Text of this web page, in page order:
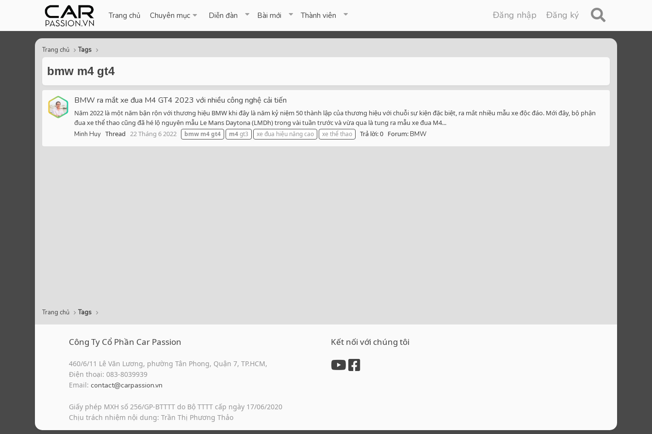
Trang chủ Chuyên mục Diễn đàn Bài mới Thành viên Đăng nhập Đăng ký
Trang chủ Tags
bmw m4 gt4
BMW ra mắt xe đua M4 GT4 2023 với nhiều công nghệ cải tiến
Năm 2022 là một năm bận rộn với thương hiệu BMW khi đây là năm kỷ niệm 50 thành lập của thương hiệu với chuỗi sự kiện đặc biệt, ra mắt nhiều mẫu xe độc đáo. Mới đây, bộ phận
đua xe thể thao cũng đã hé lộ nguyên mẫu Le Mans Daytona (LMDh) trong vài tuần trước và vừa qua là tung ra mẫu xe đua M4...
Minh Huy Thread 22 Tháng 6 2022 bmw m4gt4 m4gt3 xe đua hiệu năng cao xe thể thao Trả lời: 0 Forum:BMW
Trang chủ Tags
Công Ty Cổ Phần Car Passion
460/6/11 Lê Văn Lương, phường Tân Phong, Quận 7, TP.HCM,
Điện thoại: 083-8039939
Email: contact@carpassion.vn
Giấy phép MXH số 256/GP-BTTTT do Bộ TTTT cấp ngày 17/06/2020
Chịu trách nhiệm nội dung: Trần Thị Phương Thảo
Kết nối với chúng tôi